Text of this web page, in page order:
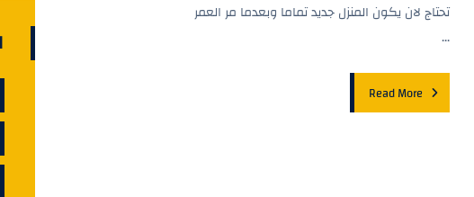
تحتاج لان يكون المنزل جديد تماما وبعدما مر العمر
...
Read More